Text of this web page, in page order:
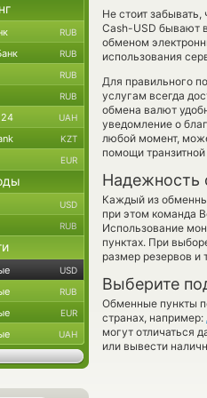
Не стоит
Cash-USD бывают
обменом
использования
Для правильного
услугам всегда
обмена валют
уведомление о
любой момент,
помощи
Надежность
Каждый из
при этом команда
Использование
пунктах. При
размер резервов и
Выберите
Обменные пункты
странах, например:
могут отличаться
или вывести
RUB
RUB
RUB
RUB
UAH
KZT
EUR
USD
RUB
USD
RUB
EUR
UAH